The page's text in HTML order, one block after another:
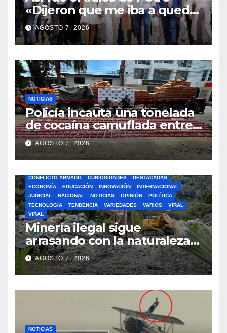
«Dijeron que me iba a quedar
en este edificio, y no, aquí
cumplo»
AGOSTO 7, 2026
NOTICIAS
Policía incauta una tonelada
de cocaína camuflada entre
carga de cemento en el
Cauca
AGOSTO 7, 2026
CONFLICTO ARMADO
CURIOSIDADES
DESTACADAS
ECONOMÍA
EDUCACIÓN INNOVACIÓN
INTERNACIONAL
JUDICIAL
NACIONAL NOTICIAS OPINIÓN
POLÍTICA
TECNOLOGIA
TENDENCIA VARIEDADES VARIOS
VIRAL
VIRAL
Minería ilegal sigue
arrasando con la naturaleza
en el departamento de
Nariño
AGOSTO 7, 2026
NOTICIAS